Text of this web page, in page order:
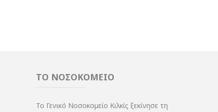
ΤΟ ΝΟΣΟΚΟΜΕΙΟ
Το Γενικό Νοσοκομείο Κιλκίς ξεκίνησε τη